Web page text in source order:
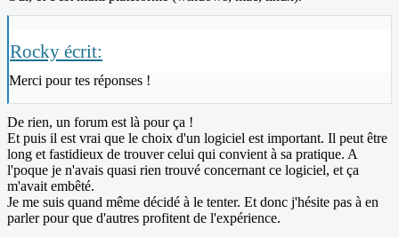
Rocky écrit:
Merci pour tes réponses !
De rien, un forum est là pour ça !
Et puis il est vrai que le choix d'un logiciel est important. Il peut être
long et fastidieux de trouver celui qui convient à sa pratique. A
l'poque je n'avais quasi rien trouvé concernant ce logiciel, et ça
m'avait embêté.
Je me suis quand même décidé à le tenter. Et donc j'hésite pas à en
parler pour que d'autres profitent de l'expérience.